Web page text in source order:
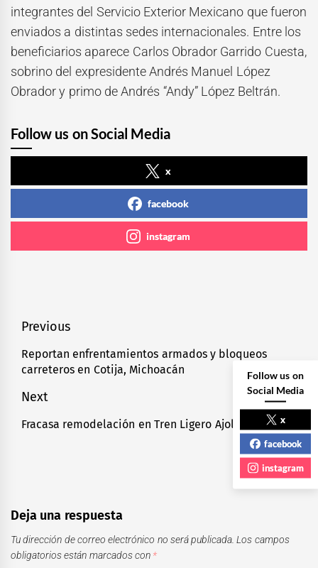
integrantes del Servicio Exterior Mexicano que fueron
enviados a distintas sedes internacionales. Entre los
beneficiarios aparece Carlos Obrador Garrido Cuesta,
sobrino del expresidente Andrés Manuel López
Obrador y primo de Andrés “Andy” López Beltrán.
Follow us on Social Media
x
facebook
instagram
Navegación
de
entradas
Previous
Previous
post:
Reportan enfrentamientos armados y bloqueos
carreteros en Cotija, Michoacán
Next
Next
Fracasa remodelación en Tren Ligero Ajolote
Deja una respuesta
Tu dirección de correo electrónico no será publicada. Los campos
obligatorios están marcados con *
Follow us on
Social Media
x
facebook
instagram